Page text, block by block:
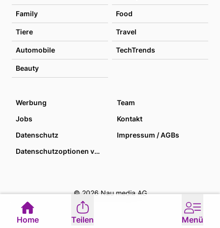
Family Food
Tiere Travel
Automobile TechTrends
Beauty
Werbung
Team
Jobs
Kontakt
Datenschutz
Impressum / AGBs
Datenschutzoptionen verwalten
© 2026 Nau media AG
Home Teilen Menü